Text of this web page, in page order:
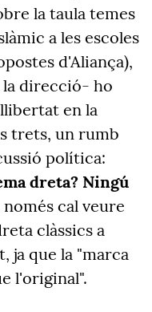
la taula temes
a les escoles
d'Aliança),
direcció- ho
en la
trets, un rumb
política:
dreta? Ningú
només cal veure
clàssics a
ja que la "marca
l'original".